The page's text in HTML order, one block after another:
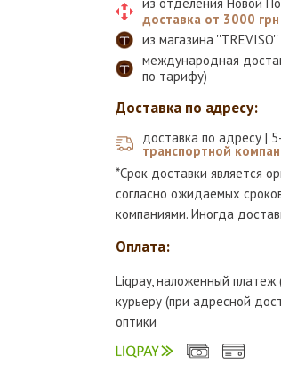
доставка от 3000 грн
из магазина
международная
по тарифу)
Доставка по адресу:
доставка по адресу |
транспортной
*Срок доставки является
согласно ожидаемых
компаниями. Иногда
Оплата:
Liqpay, наложенный платеж
курьеру (при адресной
оптики